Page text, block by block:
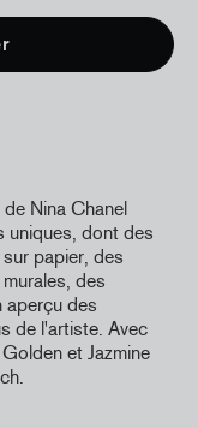
Nina Chanel
uniques, dont des
papier, des
des
aperçu des
de l'artiste. Avec
et Jazmine